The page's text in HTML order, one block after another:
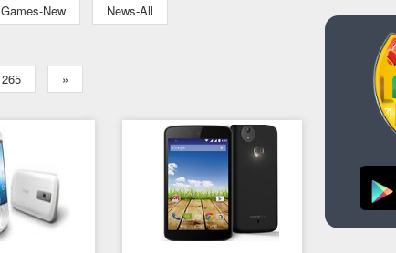
Games-New News-All
265 »